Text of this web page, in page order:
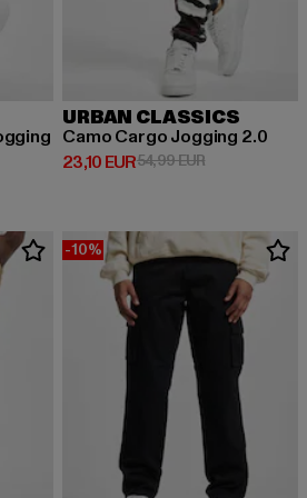
59,99 EUR
URBAN CLASSICS
Camo Cargo Jogging 2.0
23,10 EUR
Derzeitiger Preis: 23,10 EUR
54,99 EURAktionspreis:
-10%